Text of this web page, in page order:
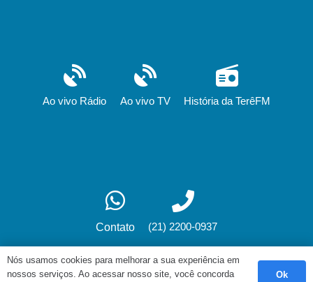
Ao vivo Rádio Ao vivo TV História da TerêFM
Contato (21) 2200-0937
Desenvolvimento: fox.art.br
Nós usamos cookies para melhorar a sua experiência em
nossos serviços. Ao acessar nosso site, você concorda
Ok